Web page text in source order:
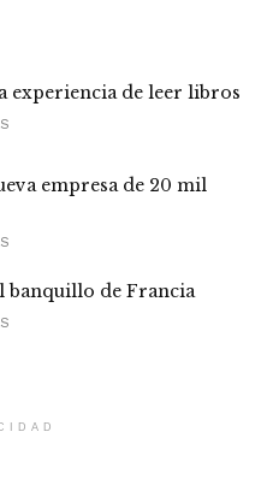
experiencia de leer libros
empresa de 20 mil
banquillo de Francia